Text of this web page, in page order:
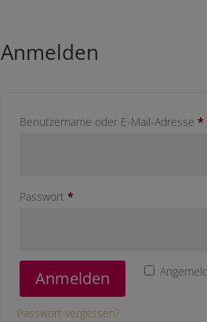
Anmelden
Benutzername oder E-Mail-Adresse*
Passwort*
Anmelden
Passwort vergessen?